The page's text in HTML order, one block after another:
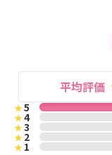
平均評価
★5
★4
★3
★2
★1